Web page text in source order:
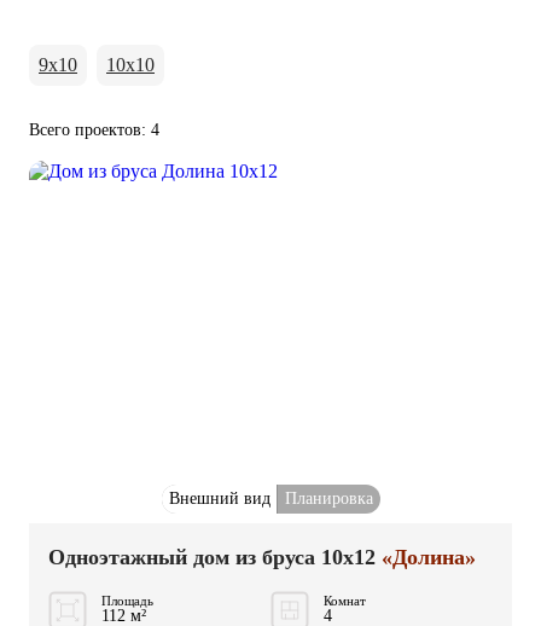
9x10 10x10
Всего проектов: 4
Внешний вид Планировка
Одноэтажный дом из бруса 10x12 «Долина»
Площадь
112 м²
Комнат
4